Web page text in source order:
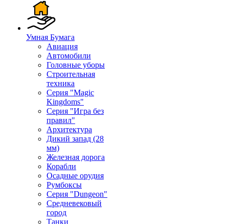
Умная Бумага
Авиация
Автомобили
Головные уборы
Строительная
техника
Серия "Magic
Kingdoms"
Серия "Игра без
правил"
Архитектура
Дикий запад (28
мм)
Железная дорога
Корабли
Осадные орудия
Румбоксы
Серия "Dungeon"
Средневековый
город
Танки